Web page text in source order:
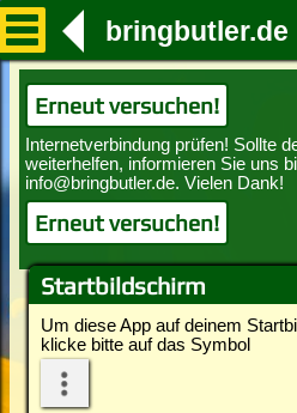
Startbildschirm
Um diese App auf deinem
klicke bitte auf das Symbol
bringbutler.de
Erneut versuchen!
Erneut versuchen!